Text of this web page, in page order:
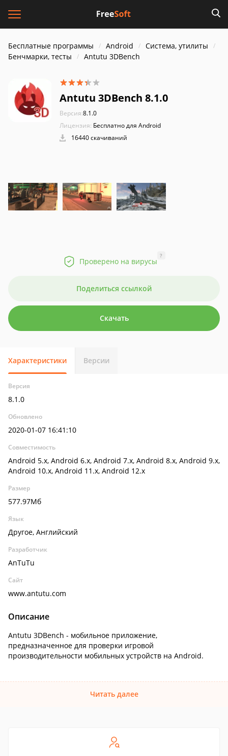
Бесплатные программы Android
Система, утилиты
Бенчмарки, тесты
Antutu 3DBench
Antutu 3DBench 8.1.0
Версия:8.1.0
Лицензия: Бесплатно для Android
16440 скачиваний
Проверено на вирусы
?
Поделиться ссылкой
Скачать
Характеристики Версии
Версия
8.1.0
Обновлено
2020-01-07 16:41:10
Совместимость
Android 5.x, Android 6.x, Android 7.x, Android 8.x, Android 9.x,
Android 10.x, Android 11.x, Android 12.x
Размер
577.97Мб
Язык
Другое, Английский
Разработчик
AnTuTu
Сайт
www.antutu.com
Описание
Antutu 3DBench - мобильное приложение,
предназначенное для проверки игровой
производительности мобильных устройств на Android.
Читать далее